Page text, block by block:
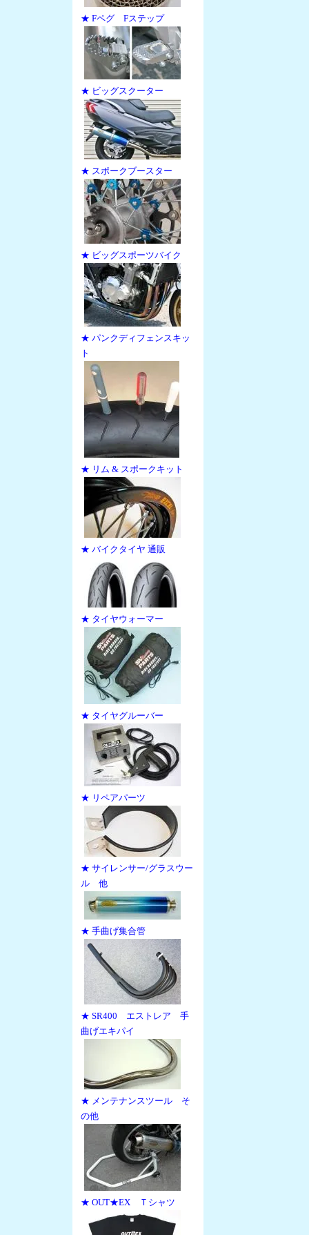
★ Fペグ Fステップ
★ ビッグスクーター
★ スポークブースター
★ ビッグスポーツバイク
★ パンクディフェンスキッ
ト
★ リム & スポークキット
★ バイクタイヤ 通販
★ タイヤウォーマー
★ タイヤグルーバー
★ リペアパーツ
★ サイレンサー/グラスウー
ル 他
★ 手曲げ集合管
★ SR400 エストレア 手
曲げエキパイ
★ メンテナンスツール そ
の他
★ OUT★EX Ｔシャツ